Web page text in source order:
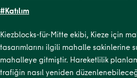
Straße
#Katılım
Kiezblocks-für-Mitte ekibi, Kieze için
tasarımlarını ilgili mahalle sakinlerine
mahalleye gitmiştir. Hareketlilik
trafiğin nasıl yeniden